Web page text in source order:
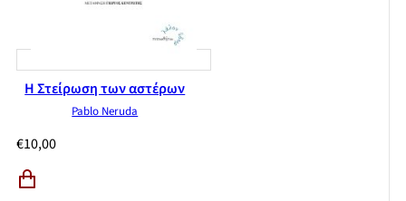
Η Στείρωση των αστέρων
Pablo Neruda
€10,00